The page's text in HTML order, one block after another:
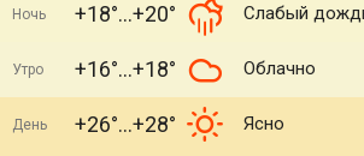
Ночь +18° +20° Слабый
Утро +16° +18° Облачно
День +26° +28° Ясно